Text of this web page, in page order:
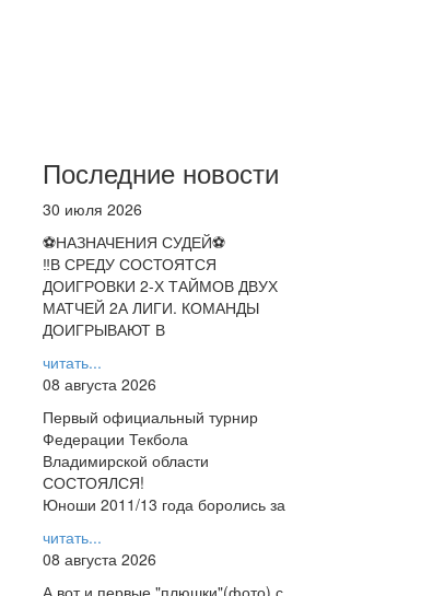
Последние новости
30 июля 2026
⚽НАЗНАЧЕНИЯ СУДЕЙ⚽
‼В СРЕДУ СОСТОЯТСЯ
ДОИГРОВКИ 2-Х ТАЙМОВ ДВУХ
МАТЧЕЙ 2А ЛИГИ. КОМАНДЫ
ДОИГРЫВАЮТ В
читать...
08 августа 2026
Первый официальный турнир
Федерации Текбола
Владимирской области
СОСТОЯЛСЯ!
Юноши 2011/13 года боролись за
читать...
08 августа 2026